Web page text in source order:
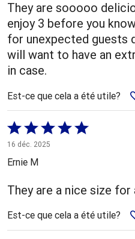
They are sooooo
enjoy 3 before you
for unexpected guests
will want to have an
in case.
Est-ce que cela a été utile?
Coté
5 sur
5
16 déc. 2025
Ernie M
They are a nice size for
Est-ce que cela a été utile?